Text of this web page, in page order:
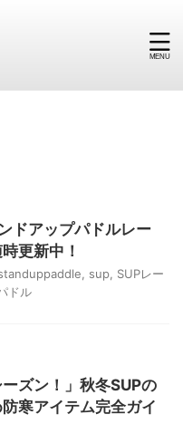
アップパドルレー
更新中！
sup SUPレー
ドル
ーズン！」秋冬SUPの
寒アイテム完全ガイ